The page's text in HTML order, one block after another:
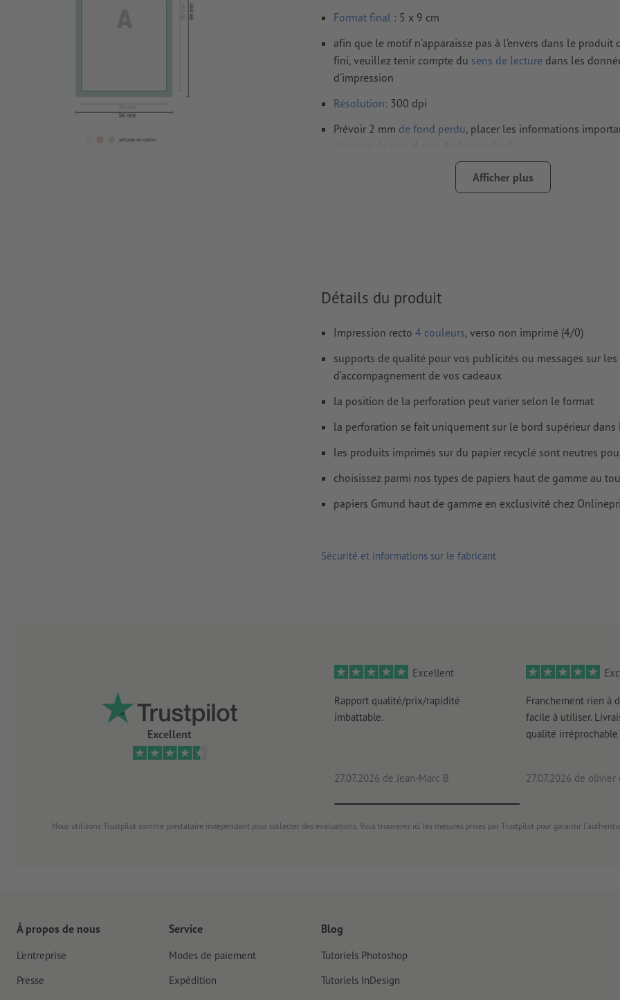
Format final : 5 x 9 cm
afin que le motif n’apparaisse pas à l’envers dans le produit
fini, veuillez tenir compte du sens de lecture dans les
d’impression
Résolution: 300 dpi
Prévoir 2 mm de fond perdu, placer les informations
doivent être incorporées ou les
commentaires
Le contenu deschamps de formulairesera imprimé
Comment créer correctement des fichiers d'impression?
Afficher plus
Détails du produit
Impression recto 4 couleurs, verso non imprimé (4/0)
supports de qualité pour vos publicités ou messages sur
d’accompagnement de vos cadeaux
la position de la perforation peut varier selon le format
la perforation se fait uniquement sur le bord supérieur dans
les produits imprimés sur du papier recyclé sont neutres
choisissez parmi nos types de papiers haut de gamme au
papiers Gmund haut de gamme en exclusivité chez
Sécurité et informations sur le fabricant
Excellent
Excellent
Rapport qualité/prix/rapidité
imbattable.
27.07.2026 de Jean-Marc B
Franchement rien à
facile à utiliser.
qualité irréprochable
27.07.2026 de olivier
Nous utilisons Trustpilot comme prestataire indépendant pour collecter des évaluations. Vous trouverez ici les mesures prises par Trustpilot pour garantir
À propos de nous
L'entreprise
Presse
Service
Modes de paiement
Expédition
Blog
Tutoriels Photoshop
Tutoriels InDesign